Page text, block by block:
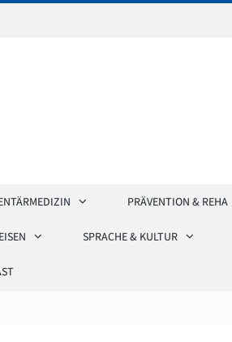
PRÄVENTION & REHA
SPRACHE & KULTUR